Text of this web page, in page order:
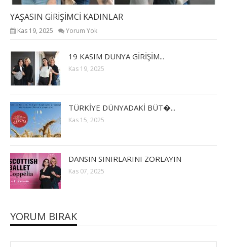
YAŞASIN GİRİŞİMCİ KADINLAR
Kas 19, 2025 Yorum Yok
19 KASIM DÜNYA GİRİŞİM...
Kas 19, 2025
TÜRKİYE DÜNYADAKİ BÜT�...
Kas 15, 2025
DANSIN SINIRLARINI ZORLAYIN
Kas 07, 2025
YORUM BIRAK